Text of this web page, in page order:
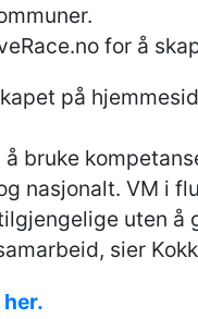
for å
på
å bruke
nasjonalt. VM i
uten å
sier